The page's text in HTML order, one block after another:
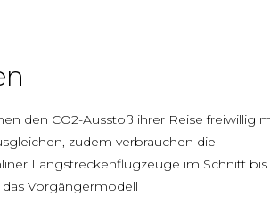
den CO2-Ausstoß ihrer Reise freiwillig
zudem verbrauchen die
Langstreckenflugzeuge im Schnitt bis
Vorgängermodell